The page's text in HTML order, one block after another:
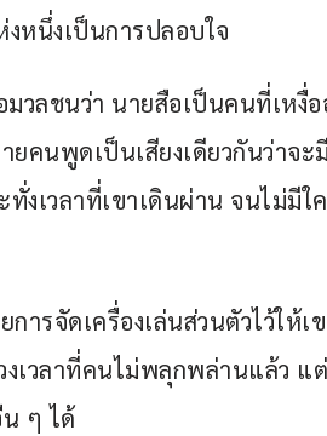
หนึ่งเป็นการปลอบใจ
ลชนว่า นายสือเป็นคนที่เหงื่
คนพูดเป็นเสียงเดียวกันว่าจะ
งเวลาที่เขาเดินผ่าน จนไม่มีใ
รจัดเครื่องเล่นส่วนตัวไว้ให้เ
เวลาที่คนไม่พลุกพล่านแล้ว แ
ๆ ได้